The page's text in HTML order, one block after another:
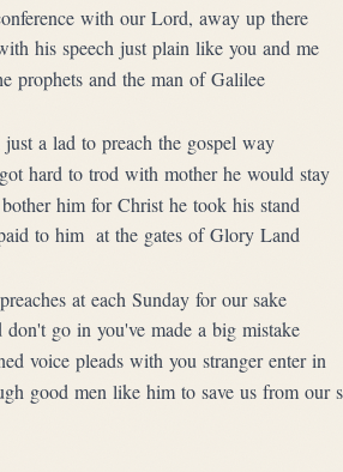
with our Lord, away up there
his speech just plain like you and me
prophets and the man of Galilee
a lad to preach the gospel way
hard to trod with mother he would stay
him for Christ he took his stand
to him  at the gates of Glory Land
at each Sunday for our sake
don't go in you've made a big mistake
voice pleads with you stranger enter in
good men like him to save us from our